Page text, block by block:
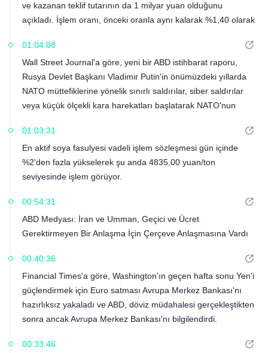
ve kazanan teklif tutarının da 1 milyar yuan olduğunu
açıkladı. İşlem oranı, önceki oranla aynı kalarak %1,40 olarak
01:04:08
Wall Street Journal'a göre, yeni bir ABD istihbarat raporu,
Rusya Devlet Başkanı Vladimir Putin'in önümüzdeki yıllarda
NATO müttefiklerine yönelik sınırlı saldırılar, siber saldırılar
veya küçük ölçekli kara harekatları başlatarak NATO'nun
01:03:31
En aktif soya fasulyesi vadeli işlem sözleşmesi gün içinde
%2'den fazla yükselerek şu anda 4835,00 yuan/ton
seviyesinde işlem görüyor.
00:54:31
ABD Medyası: İran ve Umman, Geçici ve Ücret
Gerektirmeyen Bir Anlaşma İçin Çerçeve Anlaşmasına Vardı
00:40:36
Financial Times'a göre, Washington'ın geçen hafta sonu Yen'i
güçlendirmek için Euro satması Avrupa Merkez Bankası'nı
hazırlıksız yakaladı ve ABD, döviz müdahalesi gerçekleştikten
sonra ancak Avrupa Merkez Bankası'nı bilgilendirdi.
00:33:46